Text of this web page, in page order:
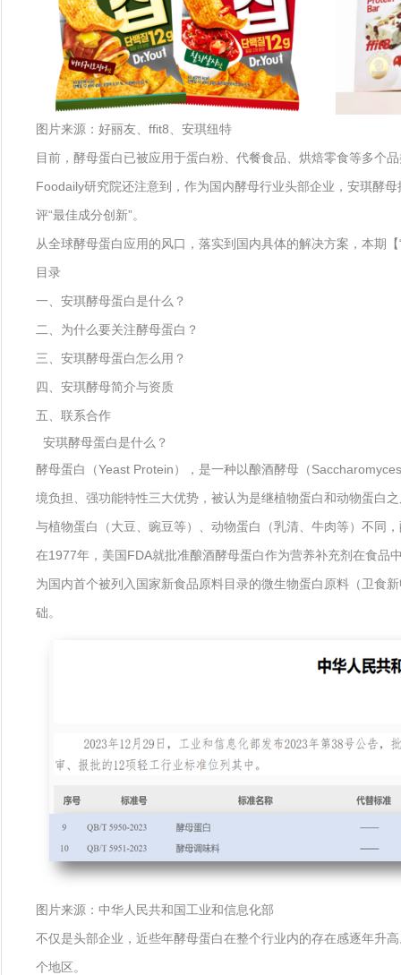
图片来源：好丽友、ffit8、安琪纽特
目前，酵母蛋白已被应用于蛋白粉、代餐食品、烘焙零食等多个
Foodaily研究院还注意到，作为国内酵母行业头部企业，安琪酵
评“最佳成分创新”。
从全球酵母蛋白应用的风口，落实到国内具体的解决方案，本期
目录
一、安琪酵母蛋白是什么？
二、为什么要关注酵母蛋白？
三、安琪酵母蛋白怎么用？
四、安琪酵母简介与资质
五、联系合作
安琪酵母蛋白是什么？
酵母蛋白（Yeast Protein），是一种以酿酒酵母（
境负担、强功能特性三大优势，被认为是继植物蛋白和动物蛋白之
与植物蛋白（大豆、豌豆等）、动物蛋白（乳清、牛肉等）不同
在1977年，美国FDA就批准酿酒酵母蛋白作为营养补充剂在食品
为国内首个被列入国家新食品原料目录的微生物蛋白原料（卫食
础。
图片来源：中华人民共和国工业和信息化部
不仅是头部企业，近些年酵母蛋白在整个行业内的存在感逐年升
个地区。